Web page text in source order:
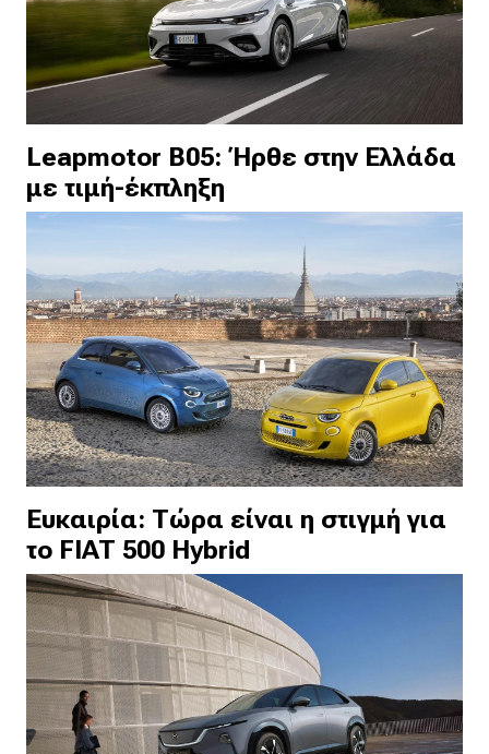
Leapmotor B05: Ήρθε στην Ελλάδα
με τιμή-έκπληξη
Ευκαιρία: Τώρα είναι η στιγμή για
το FIAT 500 Hybrid